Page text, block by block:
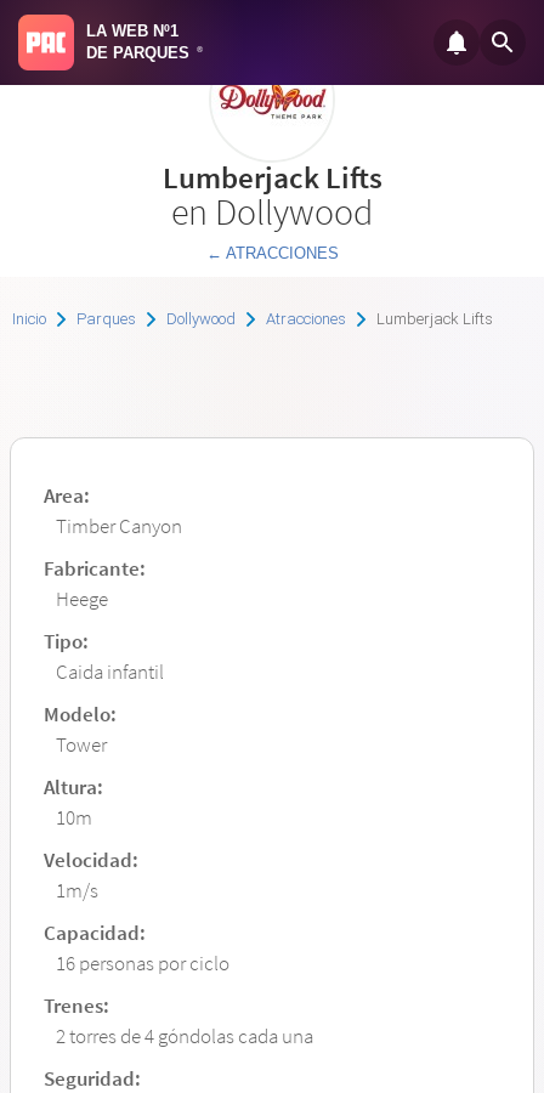
LA WEB Nº1
DE PARQUES
®
Lumberjack Lifts
en Dollywood
← ATRACCIONES
Inicio Parques Dollywood Atracciones Lumberjack Lifts
Area:
Timber Canyon
Fabricante:
Heege
Tipo:
Caida infantil
Modelo:
Tower
Altura:
10m
Velocidad:
1m/s
Capacidad:
16 personas por ciclo
Trenes:
2 torres de 4 góndolas cada una
Seguridad: